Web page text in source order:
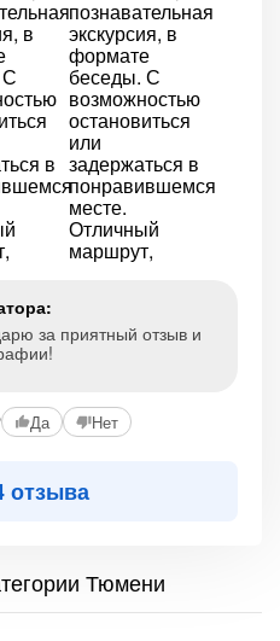
за приятный отзыв и
Да Нет
отзыва
Тюмени